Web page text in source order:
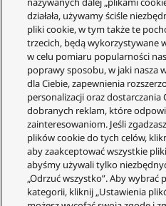
E-mail kontaktowy dla
bezpieczeństwa produktów:
Obsługa Klienta
Twoje konto
działała, używamy ściśle
pliki cookie, w tym także te
trzecich, będą wykorzystywane
w celu pomiaru popularności
poprawy sposobu, w jaki nasza
dla Ciebie, zapewnienia
personalizacji oraz dostarczania
dobranych reklam, które
zainteresowaniom. Jeśli
plików cookie do tych celów,
aby zaakceptować wszystkie
abyśmy używali tylko
„Odrzuć wszystko”. Aby wybrać
kategorii, kliknij „Ustawienia